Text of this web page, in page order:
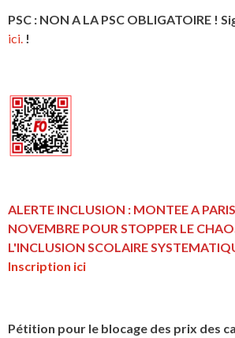
PSC : NON A LA PSC OBLIGATOIRE !
ici. !
ALERTE INCLUSION : MONTEE A
NOVEMBRE POUR STOPPER LE
L'INCLUSION SCOLAIRE
Inscription ici
Pétition pour le blocage des prix des